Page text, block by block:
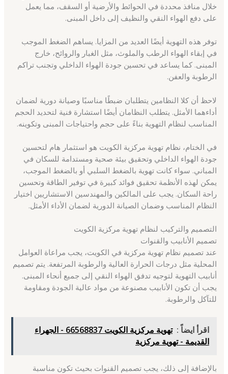
خلال منافذ محددة في الحوائط والأرضية أو السقف، مما يعمل
على دفع الهواء النقي والنظيف إلى داخل المبنى.
توفر هذه التهوية أيضًا العديد من المزايا. يساهم الضغط الموجب
في إبقاء الهواء الرطب والملوث، مثل الغبار والروائح، خارج
المبنى. كما يساعد في تحسين جودة الهواء الداخلي وتجنب تراكم
الرطوبة والعفن.
لاحظ أن كلا النظامين يتطلبان ضبطًا مناسبًا وصيانة دورية لضمان
أداءهما الأمثل. يتطلب النظامان أيضًا استشارة فنية لتحديد الحجم
المناسب لنظام التهوية بناءً على حجم واحتياجات المبنى وتكوينه.
في الختام، نظام تهوية مركزية الكويت هو استثمار هام لتحسين
جودة الهواء الداخلي وتحقيق بيئة صحية ومستدامة للسكان في
المباني. سواء كانت تهوية بالضغط السلبي أو بالضغط الموجب،
يمكن لهذه الأنظمة تحقيق فوائد كبيرة في توفير الطاقة وتحسين
راحة السكان. يجب على المالكين والمهندسين الاستشاريين اختيار
النظام المناسب وضمان الصيانة الدورية لضمان الأداء الأمثل.
التصميم والتركيب لنظام تهوية مركزية الكويت
تصميم الأنابيب والقنوات
عند تصميم نظام تهوية مركزية في الكويت، يجب مراعاة العوامل
المحلية مثل درجات الحرارة العالية والرطوبة المرتفعة. يتم تصميم
أنابيب التهوية لتوجيه تدفق الهواء النقي إلى جميع أنحاء المبنى.
يجب أن تكون الأنابيب مصنوعة من مواد عالية الجودة ومقاومة
للتآكل والرطوبة.
اقرأ ايضاً :
تهوية مركزية الكويت 66568837 - الجهراء
القديمة - تهوية مركزية
بالإضافة إلى ذلك، يجب تصميم القنوات بحيث تكون مناسبة